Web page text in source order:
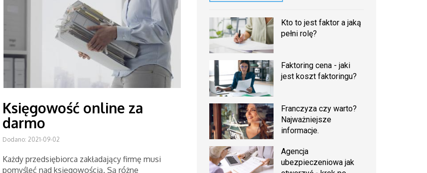
Księgowość online za
darmo
Dodano: 2021-09-02
Każdy przedsiębiorca zakładający firmę musi
pomyśleć nad księgowością. Są różne
Kto to jest faktor a jaką
pełni rolę?
Faktoring cena - jaki
jest koszt faktoringu?
Franczyza czy warto?
Najważniejsze
informacje.
Agencja
ubezpieczeniowa jak